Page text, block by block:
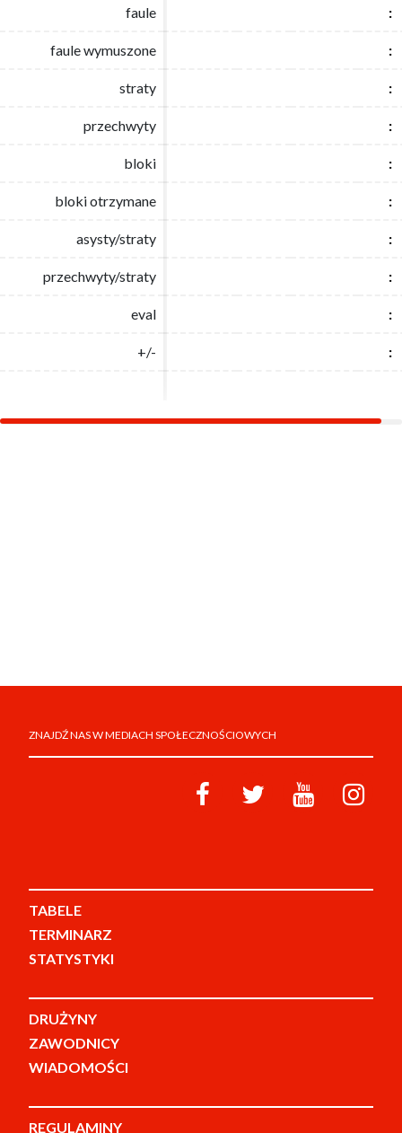
faule :
faule wymuszone :
straty :
przechwyty :
bloki :
bloki otrzymane :
asysty/straty :
przechwyty/straty :
eval :
+/- :
faule :
faule wymuszone :
straty :
przechwyty :
bloki :
bloki otrzymane :
asysty/straty :
przechwyty/straty :
eval :
+/- :
ZNAJDŹ NAS W MEDIACH SPOŁECZNOŚCIOWYCH
TABELE
TERMINARZ
STATYSTYKI
DRUŻYNY
ZAWODNICY
WIADOMOŚCI
REGULAMINY